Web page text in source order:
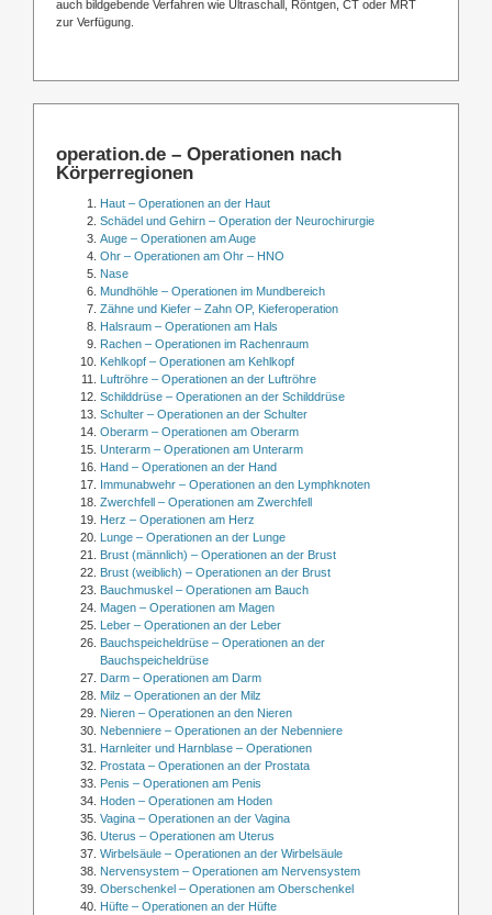
auch bildgebende Verfahren wie Ultraschall, Röntgen, CT oder MRT
zur Verfügung.
operation.de – Operationen nach
Körperregionen
Haut – Operationen an der Haut
Schädel und Gehirn – Operation der Neurochirurgie
Auge – Operationen am Auge
Ohr – Operationen am Ohr – HNO
Nase
Mundhöhle – Operationen im Mundbereich
Zähne und Kiefer – Zahn OP, Kieferoperation
Halsraum – Operationen am Hals
Rachen – Operationen im Rachenraum
Kehlkopf – Operationen am Kehlkopf
Luftröhre – Operationen an der Luftröhre
Schilddrüse – Operationen an der Schilddrüse
Schulter – Operationen an der Schulter
Oberarm – Operationen am Oberarm
Unterarm – Operationen am Unterarm
Hand – Operationen an der Hand
Immunabwehr – Operationen an den Lymphknoten
Zwerchfell – Operationen am Zwerchfell
Herz – Operationen am Herz
Lunge – Operationen an der Lunge
Brust (männlich) – Operationen an der Brust
Brust (weiblich) – Operationen an der Brust
Bauchmuskel – Operationen am Bauch
Magen – Operationen am Magen
Leber – Operationen an der Leber
Bauchspeicheldrüse – Operationen an der
Bauchspeicheldrüse
Darm – Operationen am Darm
Milz – Operationen an der Milz
Nieren – Operationen an den Nieren
Nebenniere – Operationen an der Nebenniere
Harnleiter und Harnblase – Operationen
Prostata – Operationen an der Prostata
Penis – Operationen am Penis
Hoden – Operationen am Hoden
Vagina – Operationen an der Vagina
Uterus – Operationen am Uterus
Wirbelsäule – Operationen an der Wirbelsäule
Nervensystem – Operationen am Nervensystem
Oberschenkel – Operationen am Oberschenkel
Hüfte – Operationen an der Hüfte